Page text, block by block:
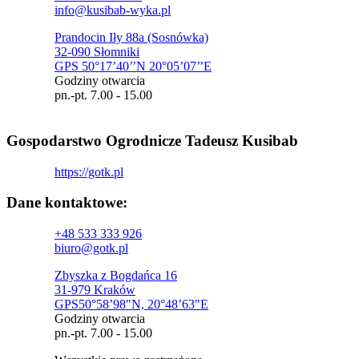
info@kusibab-wyka.pl
Prandocin Iły 88a (Sosnówka)
32-090 Słomniki
GPS 50°17’40’’N 20°05’07’’E
Godziny otwarcia
pn.-pt. 7.00 - 15.00
Gospodarstwo Ogrodnicze Tadeusz Kusibab
https://gotk.pl
Dane kontaktowe:
+48 533 333 926
biuro@gotk.pl
Zbyszka z Bogdańca 16
31-979 Kraków
GPS50°58’98"N, 20°48’63"E
Godziny otwarcia
pn.-pt. 7.00 - 15.00